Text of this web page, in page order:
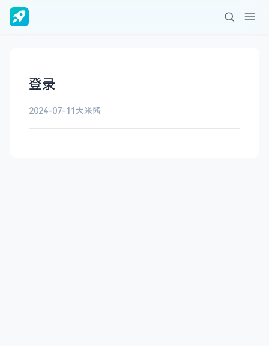
登录
2024-07-11大米酱